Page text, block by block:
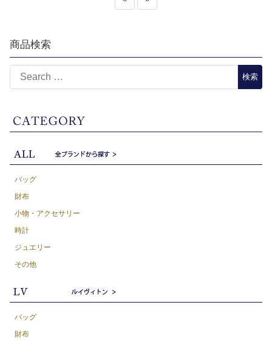
商品検索
バッグ
財布
小物・アクセサリー
時計
ジュエリー
その他
バッグ
財布